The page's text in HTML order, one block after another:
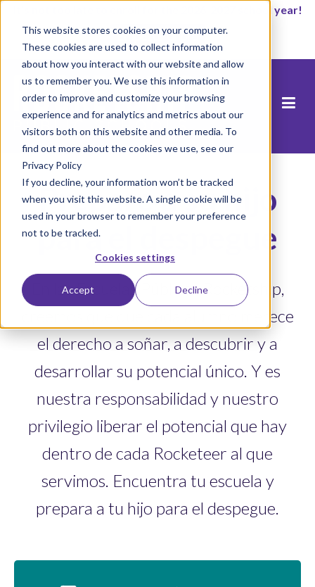
This website stores cookies on your computer.
These cookies are used to collect information
about how you interact with our website and allow
us to remember you. We use this information in
order to improve and customize your browsing
experience and for analytics and metrics about our
visitors both on this website and other media. To
find out more about the cookies we use, see our
Privacy Policy
If you decline, your information won’t be tracked
when you visit this website. A single cookie will be
used in your browser to remember your preference
not to be tracked.
Cookies settings
Accept Decline
It’s not too late to enroll for the 2026-2027 school year!
Empezar ahora
Prepare a su hijo
para el despegue
En las Escuelas Públicas Rocketship,
que cada alumno merece
el derecho a soñar, a descubrir y a
desarrollar su potencial único. Y es
nuestra responsabilidad y nuestro
privilegio liberar el potencial que hay
dentro de cada Rocketeer al que
servimos. Encuentra tu escuela y
prepara a tu hijo para el despegue.